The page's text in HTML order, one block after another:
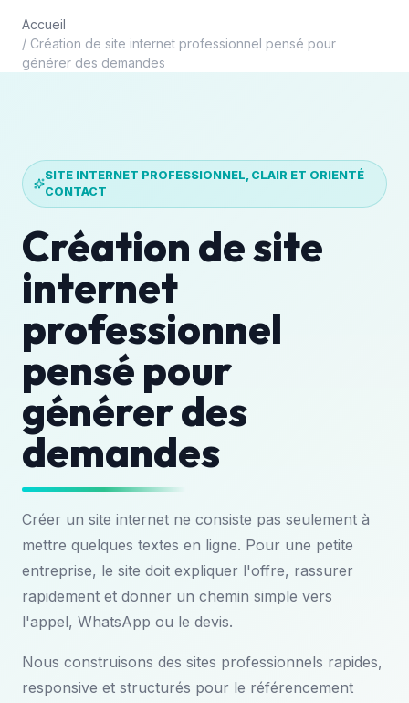
Accueil
/ Création de site internet professionnel pensé pour
générer des demandes
SITE INTERNET PROFESSIONNEL, CLAIR ET ORIENTÉ
CONTACT
Création de site
internet
professionnel
pensé pour
générer des
demandes
Créer un site internet ne consiste pas seulement à
mettre quelques textes en ligne. Pour une petite
entreprise, le site doit expliquer l'offre, rassurer
rapidement et donner un chemin simple vers
l'appel, WhatsApp ou le devis.
Nous construisons des sites professionnels rapides,
responsive et structurés pour le référencement